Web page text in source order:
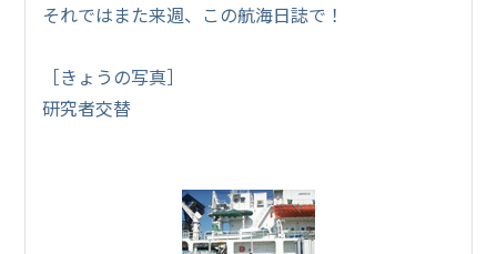
それではまた来週、この航海日誌で！
［きょうの写真］
研究者交替